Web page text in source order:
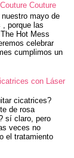
Couture
mayo de
, porque las
Hot Mess
celebrar
cumplimos un
con Láser
cicatrices?
de rosa
sí claro, pero
veces no
el tratamiento